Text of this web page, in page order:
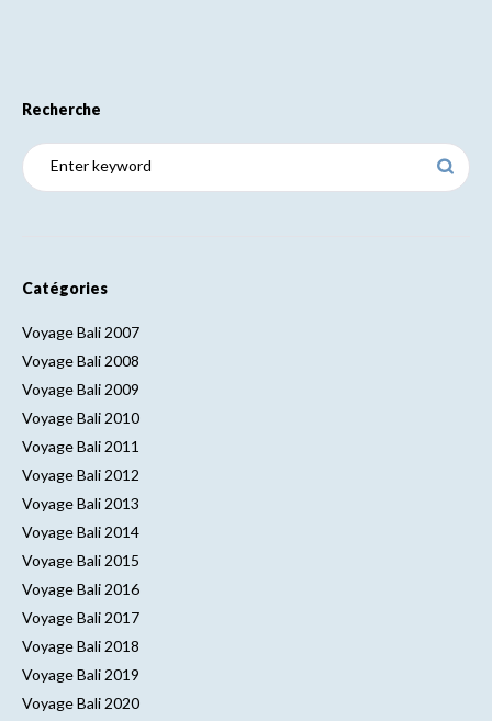
Recherche
Catégories
Voyage Bali 2007
Voyage Bali 2008
Voyage Bali 2009
Voyage Bali 2010
Voyage Bali 2011
Voyage Bali 2012
Voyage Bali 2013
Voyage Bali 2014
Voyage Bali 2015
Voyage Bali 2016
Voyage Bali 2017
Voyage Bali 2018
Voyage Bali 2019
Voyage Bali 2020